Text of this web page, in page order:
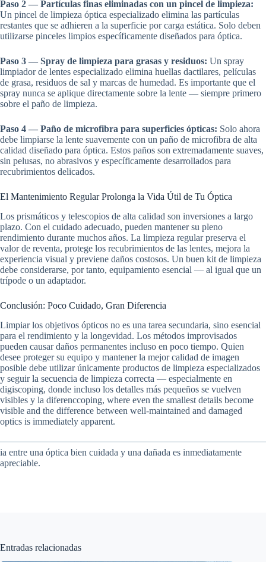
Paso 2 — Partículas finas eliminadas con un pincel de limpieza:
Un pincel de limpieza óptica especializado elimina las partículas
restantes que se adhieren a la superficie por carga estática. Solo deben
utilizarse pinceles limpios específicamente diseñados para óptica.
Paso 3 — Spray de limpieza para grasas y residuos: Un spray
limpiador de lentes especializado elimina huellas dactilares, películas
de grasa, residuos de sal y marcas de humedad. Es importante que el
spray nunca se aplique directamente sobre la lente — siempre primero
sobre el paño de limpieza.
Paso 4 — Paño de microfibra para superficies ópticas: Solo ahora
debe limpiarse la lente suavemente con un paño de microfibra de alta
calidad diseñado para óptica. Estos paños son extremadamente suaves,
sin pelusas, no abrasivos y específicamente desarrollados para
recubrimientos delicados.
El Mantenimiento Regular Prolonga la Vida Útil de Tu Óptica
Los prismáticos y telescopios de alta calidad son inversiones a largo
plazo. Con el cuidado adecuado, pueden mantener su pleno
rendimiento durante muchos años. La limpieza regular preserva el
valor de reventa, protege los recubrimientos de las lentes, mejora la
experiencia visual y previene daños costosos. Un buen kit de limpieza
debe considerarse, por tanto, equipamiento esencial — al igual que un
trípode o un adaptador.
Conclusión: Poco Cuidado, Gran Diferencia
Limpiar los objetivos ópticos no es una tarea secundaria, sino esencial
para el rendimiento y la longevidad. Los métodos improvisados
pueden causar daños permanentes incluso en poco tiempo. Quien
desee proteger su equipo y mantener la mejor calidad de imagen
posible debe utilizar únicamente productos de limpieza especializados
y seguir la secuencia de limpieza correcta — especialmente en
digiscoping, donde incluso los detalles más pequeños se vuelven
visibles y la diferenccoping, where even the smallest details become
visible and the difference between well-maintained and damaged
optics is immediately apparent.
ia entre una óptica bien cuidada y una dañada es inmediatamente
apreciable.
Entradas relacionadas